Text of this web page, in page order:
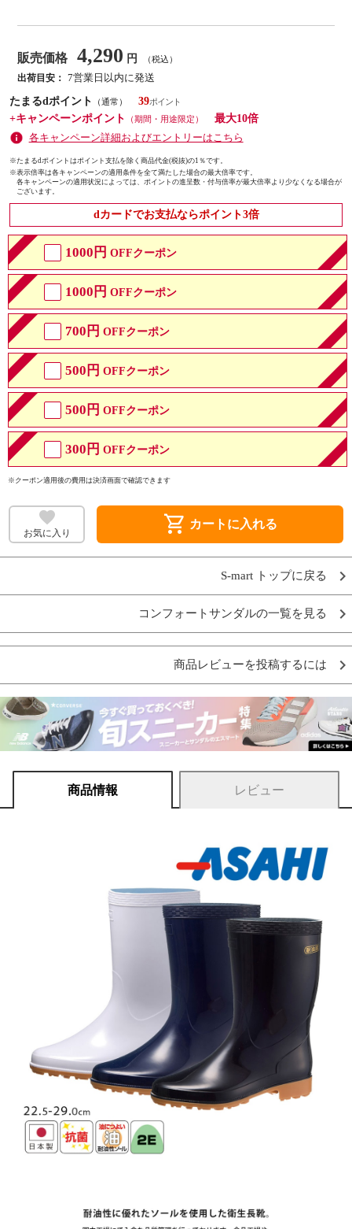
販売価格 4,290 円 （税込）
出荷目安： 7営業日以内に発送
たまるdポイント
（通常）
39
+キャンペーンポイント
（期間・用途限定）
最大10倍
各キャンペーン詳細およびエントリーはこちら
※たまるdポイントはポイント支払を除く商品代金(税抜)の1％です。
※表示倍率は各キャンペーンの適用条件を全て満たした場合の最大倍率です。
各キャンペーンの適用状況によっては、ポイントの進呈数・付与倍率が最大倍率より少なくなる場合が
ございます。
dカードでお支払ならポイント3倍
1000円 OFFクーポン
1000円 OFFクーポン
700円 OFFクーポン
500円 OFFクーポン
500円 OFFクーポン
300円 OFFクーポン
※クーポン適用後の費用は決済画面で確認できます
お気に入り shopping_cart カートに入れる
S-mart トップに戻る
コンフォートサンダルの一覧を見る
商品レビューを投稿するには
商品情報 レビュー